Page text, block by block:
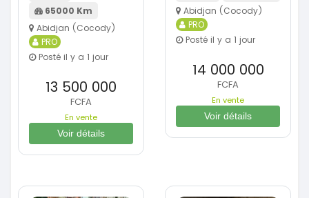
65000 Km
Abidjan (Cocody)
PRO
Posté il y a 1 jour
13 500 000
FCFA
En vente
Voir détails
Abidjan (Cocody)
PRO
Posté il y a 1 jour
14 000 000
FCFA
En vente
Voir détails